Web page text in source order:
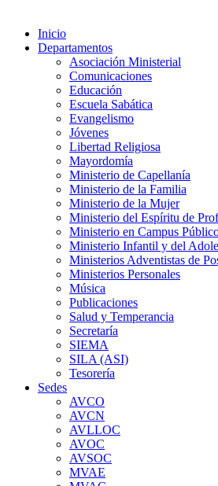
Inicio
Departamentos
Asociación Ministerial
Comunicaciones
Educación
Escuela Sabática
Evangelismo
Jóvenes
Libertad Religiosa
Mayordomía
Ministerio de Capellanía
Ministerio de la Familia
Ministerio de la Mujer
Ministerio del Espíritu de
Ministerio en Campus
Ministerio Infantil y del
Ministerios Adventistas de
Ministerios Personales
Música
Publicaciones
Salud y Temperancia
Secretaría
SIEMA
SILA (ASI)
Tesorería
Sedes
AVCO
AVCN
AVLLOC
AVOC
AVSOC
MVAE